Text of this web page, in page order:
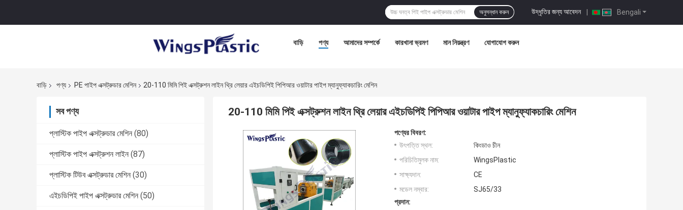
Bengali
উদ্ধৃতির জন্য আবেদন |
অনুসন্ধান করুন
বাড়ি পণ্য আমাদের সম্পর্কে কারখানা ভ্রমণ মান নিয়ন্ত্রণ যোগাযোগ করুন
বাড়ি পণ্য PE পাইপ এক্সট্রুডার মেশিন 20-110 মিমি পিই এক্সট্রুশন লাইন থ্রি লেয়ার এইচডিপিই পিপিআর ওয়াটার পাইপ ম্যানুফ্যাকচারিং মেশিন
সব পণ্য
প্লাস্টিক পাইপ এক্সট্রুডার মেশিন (80)
প্লাস্টিক পাইপ এক্সট্রুশন লাইন (87)
প্লাস্টিক টিউব এক্সট্রুডার মেশিন (30)
এইচডিপিই পাইপ এক্সট্রুডার মেশিন (50)
20-110 মিমি পিই এক্সট্রুশন লাইন থ্রি লেয়ার এইচডিপিই পিপিআর ওয়াটার পাইপ ম্যানুফ্যাকচারিং মেশিন
পণ্যের বিবরণ:
উৎপত্তি স্থল:
কিংডাও চীন
পরিচিতিমুলক নাম:
WingsPlastic
সাক্ষ্যদান:
CE
মডেল নম্বার:
SJ65/33
প্রদান: